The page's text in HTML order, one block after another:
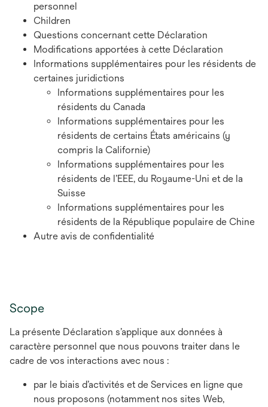
personnel
Children
Questions concernant cette Déclaration
Modifications apportées à cette Déclaration
Informations supplémentaires pour les résidents de
certaines juridictions
Informations supplémentaires pour les
résidents du Canada
Informations supplémentaires pour les
résidents de certains États américains (y
compris la Californie)
Informations supplémentaires pour les
résidents de l’EEE, du Royaume-Uni et de la
Suisse
Informations supplémentaires pour les
résidents de la République populaire de Chine
Autre avis de confidentialité
Scope
La présente Déclaration s’applique aux données à
caractère personnel que nous pouvons traiter dans le
cadre de vos interactions avec nous :
par le biais d’activités et de Services en ligne que
nous proposons (notamment nos sites Web,